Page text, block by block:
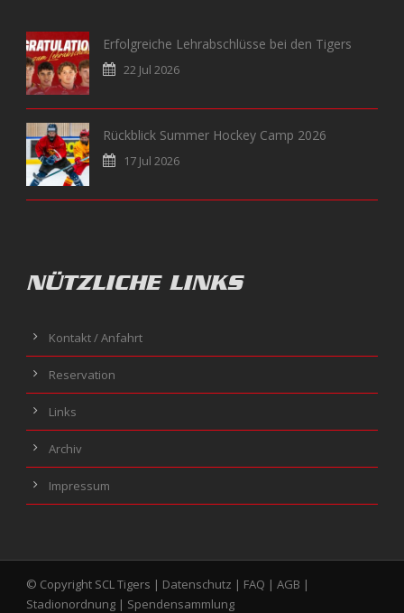
Erfolgreiche Lehrabschlüsse bei den Tigers
22 Jul 2026
Rückblick Summer Hockey Camp 2026
17 Jul 2026
NÜTZLICHE LINKS
Kontakt / Anfahrt
Reservation
Links
Archiv
Impressum
© Copyright SCL Tigers | Datenschutz | FAQ | AGB |
Stadionordnung | Spendensammlung